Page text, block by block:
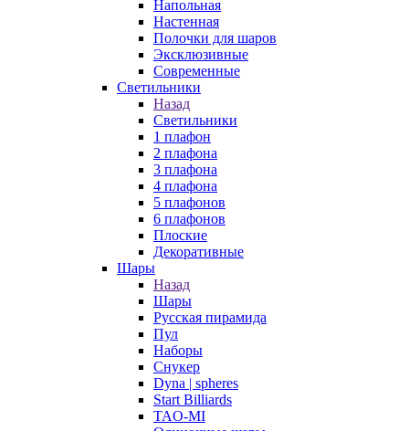
Напольная
Настенная
Полочки для шаров
Эксклюзивные
Современные
Светильники
Назад
Светильники
1 плафон
2 плафона
3 плафона
4 плафона
5 плафонов
6 плафонов
Плоские
Декоративные
Шары
Назад
Шары
Русская пирамида
Пул
Наборы
Снукер
Dyna | spheres
Start Billiards
TAO-MI